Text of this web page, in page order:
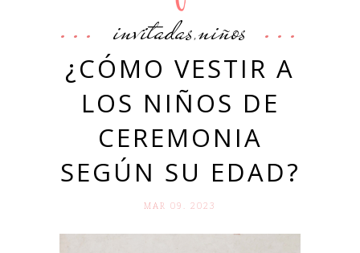
invitadas,niños
¿CÓMO VESTIR A
LOS NIÑOS DE
CEREMONIA
SEGÚN SU EDAD?
MAR 09. 2023